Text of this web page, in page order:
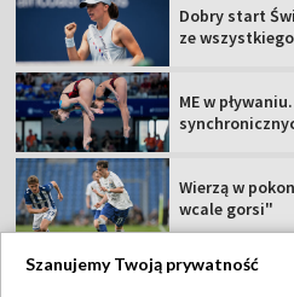
Dobry start
ze
ME w
Wierzą w
wcale gorsi"
Szanujemy Twoją prywatność